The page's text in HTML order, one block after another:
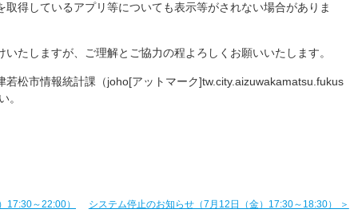
得しているアプリ等についても表示等がされない場合がありま
たしますが、ご理解とご協力の程よろしくお願いいたします。
若松市情報統計課（joho[アットマーク]tw.city.aizuwakamatsu.fukus
。
17:30～22:00） システム停止のお知らせ（7月12日（金）17:30～18:30） ＞